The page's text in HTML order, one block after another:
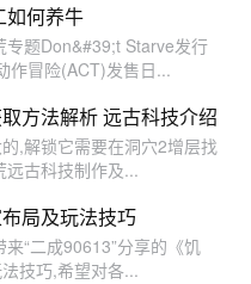
如何养牛
题Don&#39;t Starve发行
作冒险(ACT)发售日...
方法解析 远古科技介绍
,解锁它需要在洞穴2增层找
远古科技制作及...
局及玩法技巧
“二成90613”分享的《饥
技巧,希望对各...